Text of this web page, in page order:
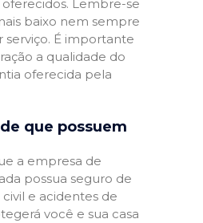
oferecidos. Lembre-se
baixo nem sempre
serviço. É importante
a qualidade do
oferecida pela
que possuem
a empresa de
possua seguro de
e acidentes de
você e sua casa